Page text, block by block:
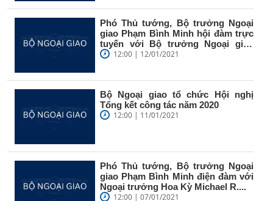
Phó Thủ tướng, Bộ trưởng Ngoại
giao Phạm Bình Minh hội đàm trực
tuyến với Bộ trưởng Ngoại giao
và...12:00 | 12/01/2021
Bộ Ngoại giao tổ chức Hội nghị
Tổng kết công tác năm 2020
12:00 | 11/01/2021
Phó Thủ tướng, Bộ trưởng Ngoại
giao Phạm Bình Minh điện đàm với
Ngoại trưởng Hoa Kỳ Michael R....
12:00 | 07/01/2021